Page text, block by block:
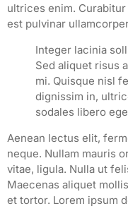
ultrices enim.
est pulvinar
Integer lacinia
Sed aliquet risus
mi. Quisque nisl
dignissim in,
sodales libero
Aenean lectus elit,
neque. Nullam mauris
vitae, ligula. Nulla ut
Maecenas aliquet
et tortor. Lorem ipsum